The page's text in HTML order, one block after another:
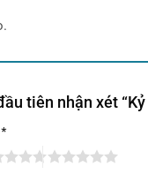
tiên nhận xét
*